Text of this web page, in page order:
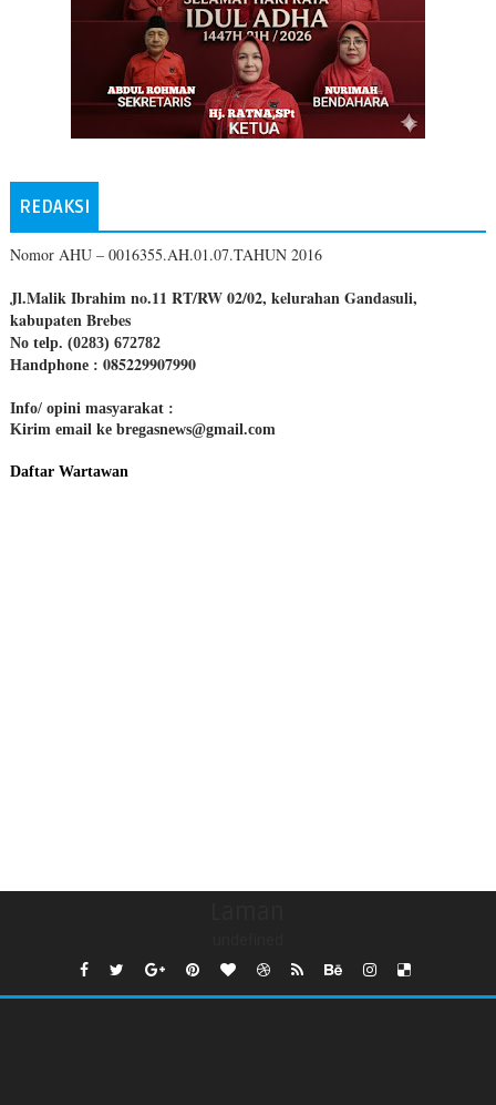
REDAKSI
Nomor AHU – 0016355.AH.01.07.TAHUN 2016
Jl.Malik Ibrahim no.11 RT/RW 02/02, kelurahan Gandasuli,
kabupaten Brebes
No telp. (0283) 672782
Handphone : 085229907990
Info/ opini masyarakat :
Kirim email ke bregasnews@gmail.com
Daftar Wartawan